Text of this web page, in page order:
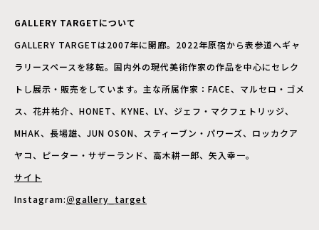
GALLERY TARGETについて
GALLERY TARGETは2007年に開廊。2022年原宿から表参道へギャ
ラリースペースを移転。国内外の現代美術作家の作品を中心にセレク
トし展示・販売をしています。主な所属作家：FACE、マルセロ・ゴメ
ス、花井祐介、HONET、KYNE、LY、ジェフ・マクフェトリッジ、
MHAK、長場雄、JUN OSON、スティーブン・パワーズ、ロッカクア
ヤコ、ピーター・サザーランド、高木耕一郎、矢入幸一。
サイト
Instagram:＠gallery_target